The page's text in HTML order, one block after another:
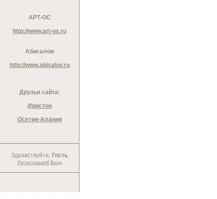
АРТ-ОС
http://www.art-os.ru
Абисалов
http://www.abisalov.ru
Друзья сайта:
Иристон
Осетия-Алания
Здравствуйте, Гость
Регистрация| Вход